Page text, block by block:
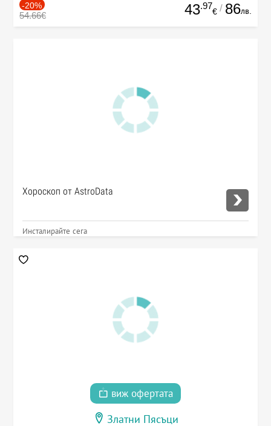
-20%
54.66€ 43.97
€ / 86лв.
Хороскоп от AstroData
Инсталирайте сега
виж офертата
Златни Пясъци